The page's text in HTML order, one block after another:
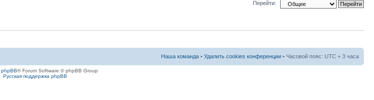
Перейти:
Наша команда • Удалить cookies конференции • Часовой пояс: UTC + 3 часа
phpBB® Forum Software © phpBB Group
Русская поддержка phpBB